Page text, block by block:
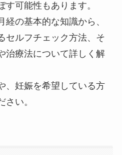
可能性もあります。
経の基本的な知識から、
セルフチェック方法、そ
治療法について詳しく解
、妊娠を希望している方
い。